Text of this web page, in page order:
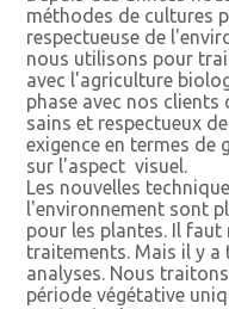
méthodes de cultures
respectueuse de
nous utilisons pour
avec l'agriculture
phase avec nos
sains et respectueux
exigence en termes
sur l'aspect visuel.
Les nouvelles
l'environnement sont
pour les plantes. Il faut
traitements. Mais il y a
analyses. Nous
période végétative